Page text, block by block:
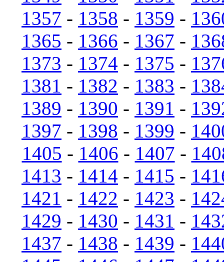
1357 - 1358 - 1359 -
1365 - 1366 - 1367 -
1373 - 1374 - 1375 -
1381 - 1382 - 1383 -
1389 - 1390 - 1391 -
1397 - 1398 - 1399 -
1405 - 1406 - 1407 -
1413 - 1414 - 1415 -
1421 - 1422 - 1423 -
1429 - 1430 - 1431 -
1437 - 1438 - 1439 -